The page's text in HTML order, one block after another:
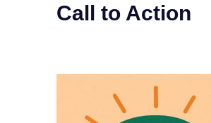
Call to Action